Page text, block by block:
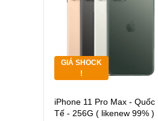
GIÁ SHOCK
!
Cường lực 10D
full màn
iPhone 11 Pro Max - Quốc
Tế - 256G ( likenew 99% )